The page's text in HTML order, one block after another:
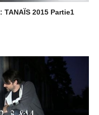
TANAÏS 2015 Partie1